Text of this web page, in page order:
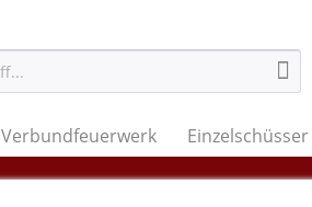
Verbundfeuerwerk Einzelschüsser